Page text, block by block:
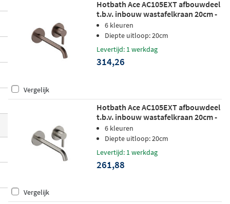
rfect aansluit bij jouw wastafel en interie
Hotbath Ace AC105EXT afbouwdeel
t.b.v. inbouw wastafelkraan 20cm -
geborsteld koper pvd
6 kleuren
Diepte uitloop: 20cm
Levertijd: 1 werkdag
314,26
Vergelijk
Hotbath Ace AC105EXT afbouwdeel
t.b.v. inbouw wastafelkraan 20cm -
geborsteld nikkel
6 kleuren
Diepte uitloop: 20cm
Levertijd: 1 werkdag
261,88
Vergelijk